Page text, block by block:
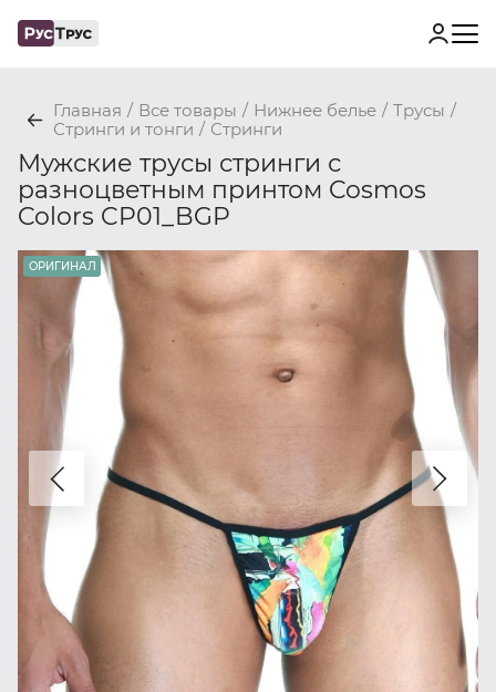
Главная / Все товары / Нижнее белье / Трусы /
Стринги и тонги / Стринги
Мужские трусы стринги с
разноцветным принтом Cosmos
Colors CP01_BGP
ОРИГИНАЛ